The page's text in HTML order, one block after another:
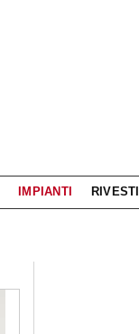
IMPIANTI